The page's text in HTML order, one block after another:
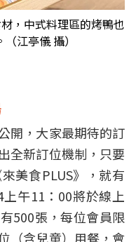
，中式料理區的烤鴨也
江亭儀 攝）
開，大家最期待的訂
全新訂位機制，只要
美食PLUS》，就有
午11：00將於線上
500張，每位會員限
（含兒童）用餐，會